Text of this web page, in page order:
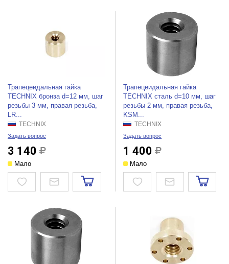
Трапецеидальная гайка
TECHNIX бронза d=12 мм, шаг
резьбы 3 мм, правая резьба,
LR...
TECHNIX
Задать вопрос
3 140
Мало
Трапецеидальная гайка
TECHNIX сталь d=10 мм, шаг
резьбы 2 мм, правая резьба,
KSM...
TECHNIX
Задать вопрос
1 400
Мало